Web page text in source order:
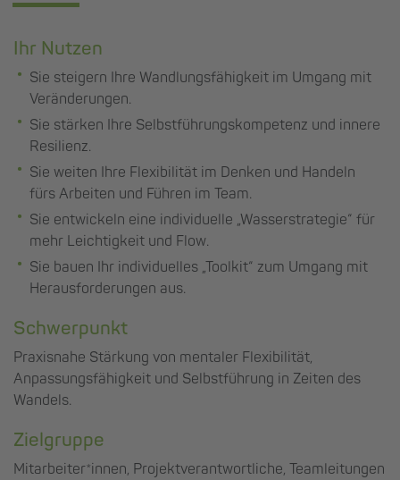
Ihr Nutzen
Sie steigern Ihre Wandlungsfähigkeit im Umgang mit
Veränderungen.
Sie stärken Ihre Selbstführungskompetenz und innere
Resilienz.
Sie weiten Ihre Flexibilität im Denken und Handeln
fürs Arbeiten und Führen im Team.
Sie entwickeln eine individuelle „Wasserstrategie“ für
mehr Leichtigkeit und Flow.
Sie bauen Ihr individuelles „Toolkit“ zum Umgang mit
Herausforderungen aus.
Schwerpunkt
Praxisnahe Stärkung von mentaler Flexibilität,
Anpassungsfähigkeit und Selbstführung in Zeiten des
Wandels.
Zielgruppe
Mitarbeiter*innen, Projektverantwortliche, Teamleitungen